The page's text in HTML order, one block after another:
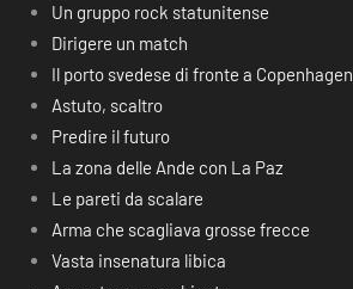
Un gruppo rock statunitense
Dirigere un match
Il porto svedese di fronte a Copenhagen
Astuto, scaltro
Predire il futuro
La zona delle Ande con La Paz
Le pareti da scalare
Arma che scagliava grosse frecce
Vasta insenatura libica